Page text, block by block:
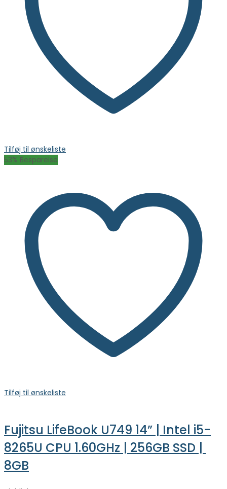
Tilføj til ønskeliste
53% Besparelse
Tilføj til ønskeliste
Fujitsu LifeBook U749 14” | Intel i5-
8265U CPU 1.60GHz | 256GB SSD |
8GB